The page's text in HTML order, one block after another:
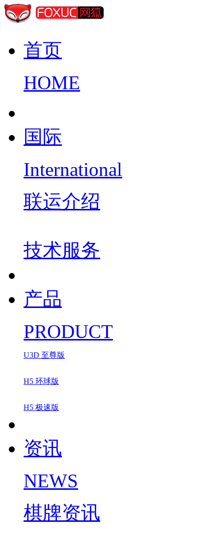
首页
HOME
国际
International
联运介绍
技术服务
产品
PRODUCT
U3D 至尊版
H5 环球版
H5 极速版
资讯
NEWS
棋牌资讯